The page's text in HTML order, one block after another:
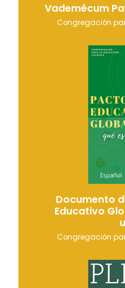
Vademécum
Congregación
Documento
Educativo
Congregación